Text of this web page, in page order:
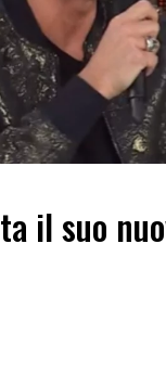
il suo